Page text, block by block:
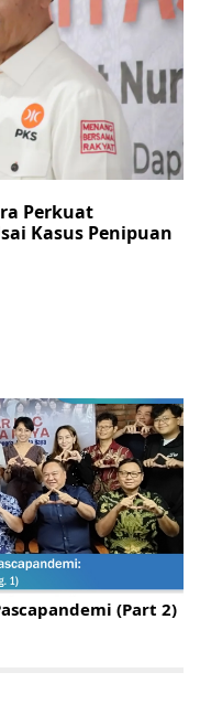
Perkuat
Kasus Penipuan
Pakar Ritel
(Part 2)